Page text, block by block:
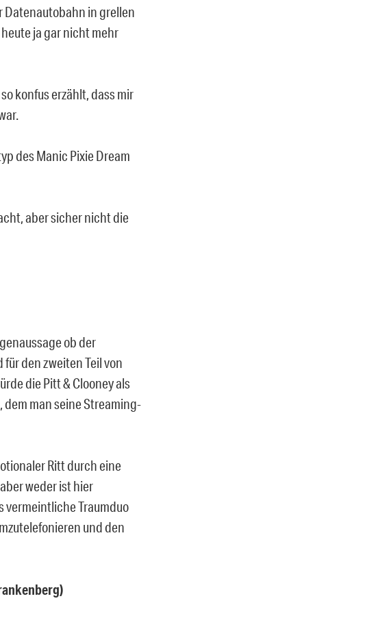
Datenautobahn in grellen
ja gar nicht mehr
konfus erzählt, dass mir
des Manic Pixie Dream
aber sicher nicht die
ob der
den zweiten Teil von
die Pitt & Clooney als
dem man seine Streaming-
Ritt durch eine
weder ist hier
vermeintliche Traumduo
und den